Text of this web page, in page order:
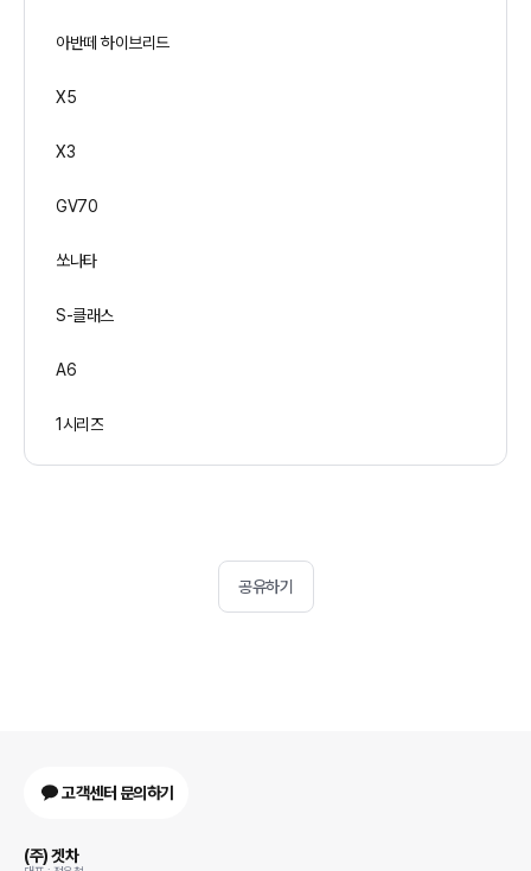
아반떼 하이브리드
X5
X3
GV70
쏘나타
S-클래스
A6
1시리즈
공유하기
고객센터 문의하기
(주) 겟차